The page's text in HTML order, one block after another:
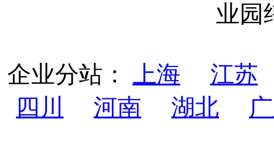
业园
企业分站： 上海
江苏
四川
河南 湖北